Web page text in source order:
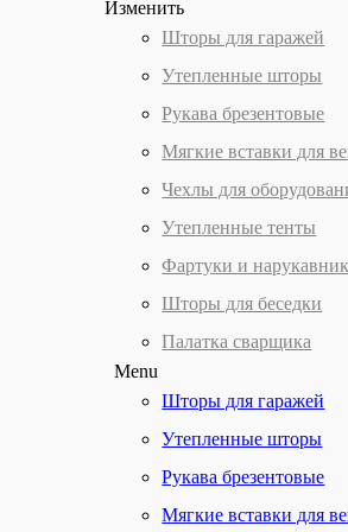
Изменить
Шторы для гаражей
Утепленные шторы
Рукава брезентовые
Мягкие вставки для
Чехлы для
Утепленные тенты
Фартуки и
Шторы для беседки
Палатка сварщика
Menu
Шторы для гаражей
Утепленные шторы
Рукава брезентовые
Мягкие вставки для